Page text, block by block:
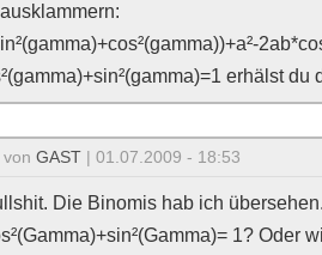
erhälst du
GAST | 01.07.2009 - 18:53
Die Binomis hab ich
1? Oder